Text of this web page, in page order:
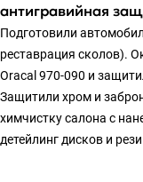
антигравийная
Подготовили
реставрация сколов).
Oracal 970-090 и
Защитили хром и
химчистку салона с
детейлинг дисков и